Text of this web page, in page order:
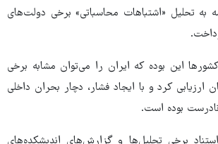
به تحلیل «اشتباهات محاسباتی» برخی دولت‌های
این بوده که ایران را می‌توان مشابه برخی
کرد و با ایجاد فشار، دچار بحران داخلی
بوده است.